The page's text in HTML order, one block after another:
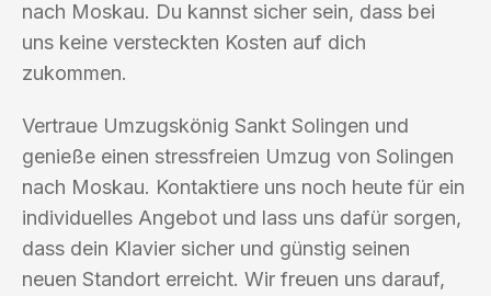
nach Moskau. Du kannst sicher sein, dass bei
uns keine versteckten Kosten auf dich
zukommen.
Vertraue Umzugskönig Sankt Solingen und
genieße einen stressfreien Umzug von Solingen
nach Moskau. Kontaktiere uns noch heute für ein
individuelles Angebot und lass uns dafür sorgen,
dass dein Klavier sicher und günstig seinen
neuen Standort erreicht. Wir freuen uns darauf,